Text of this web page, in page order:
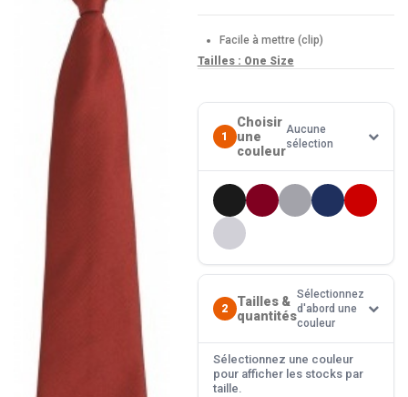
Facile à mettre (clip)
Tailles : One Size
1
Choisir
une
couleur
Aucune
sélection
2
Tailles &
quantités
Sélectionnez
d'abord une
couleur
Sélectionnez une couleur
pour afficher les stocks par
taille.